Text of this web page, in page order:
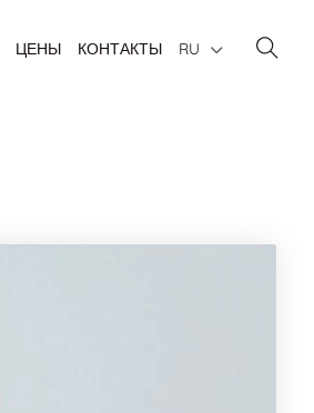
ЦЕНЫ КОНТАКТЫ RU